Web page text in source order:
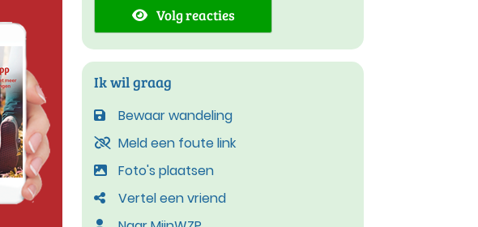
Volg reacties
Ik wil graag
Bewaar wandeling
Meld een foute link
Foto's plaatsen
Vertel een vriend